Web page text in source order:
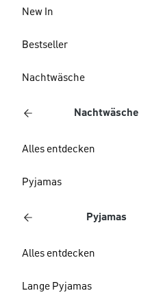
New In
Bestseller
Nachtwäsche
Nachtwäsche
Alles entdecken
Pyjamas
Pyjamas
Alles entdecken
Lange Pyjamas